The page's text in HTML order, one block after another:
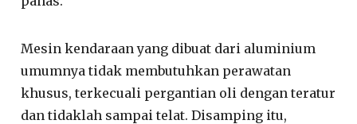
Mesin kendaraan yang dibuat dari aluminium
umumnya tidak membutuhkan perawatan
khusus, terkecuali pergantian oli dengan teratur
dan tidaklah sampai telat. Disamping itu,